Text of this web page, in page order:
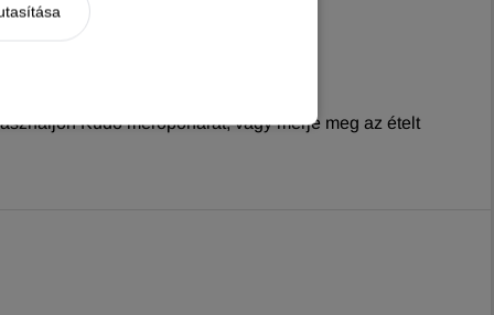
Kudo mérőpoharat, vagy mérje meg az ételt